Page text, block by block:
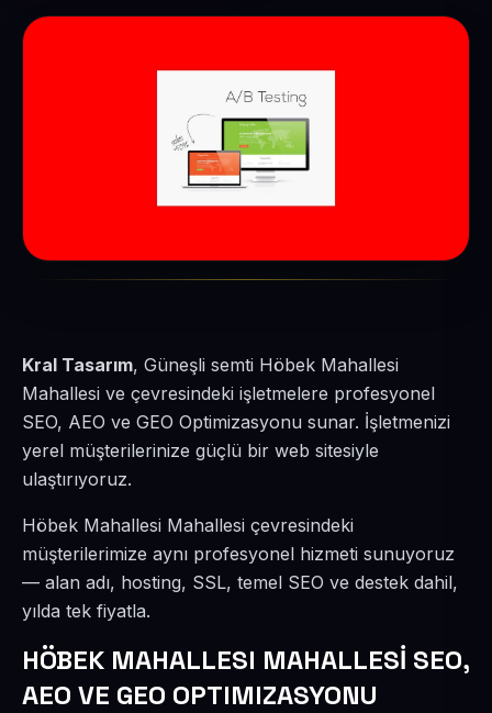
Kral Tasarım, Güneşli semti Höbek Mahallesi
Mahallesi ve çevresindeki işletmelere profesyonel
SEO, AEO ve GEO Optimizasyonu sunar. İşletmenizi
yerel müşterilerinize güçlü bir web sitesiyle
ulaştırıyoruz.
Höbek Mahallesi Mahallesi çevresindeki
müşterilerimize aynı profesyonel hizmeti sunuyoruz
— alan adı, hosting, SSL, temel SEO ve destek dahil,
yılda tek fiyatla.
HÖBEK MAHALLESI MAHALLESİ SEO,
AEO VE GEO OPTIMIZASYONU